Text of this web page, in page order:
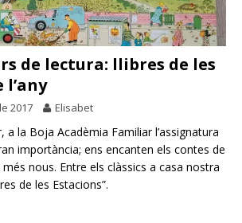
de lectura: llibres de les
l’any
2017 Elisabet
a la Boja Acadèmia Familiar l’assignatura
importància; ens encanten els contes de
nous. Entre els clàssics a casa nostra
de les Estacions”.